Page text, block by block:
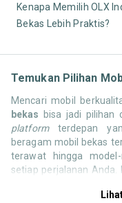
Kenapa Memilih OLX
Bekas Lebih Praktis?
Temukan Pilihan
Mencari mobil
bekas bisa jadi pilihan
platformterdepan
beragam mobil bekas
terawat hingga
setiap perjalanan
ribuan daftar dari